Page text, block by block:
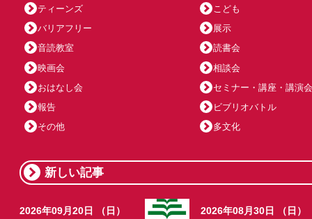
ティーンズ
こども
バリアフリー
展示
音読教室
読書会
映画会
相談会
おはなし会
セミナー・講座・講演会
報告
ビブリオバトル
その他
多文化
新しい記事
2026年09月20日 （日）
2026年08月30日 （日）